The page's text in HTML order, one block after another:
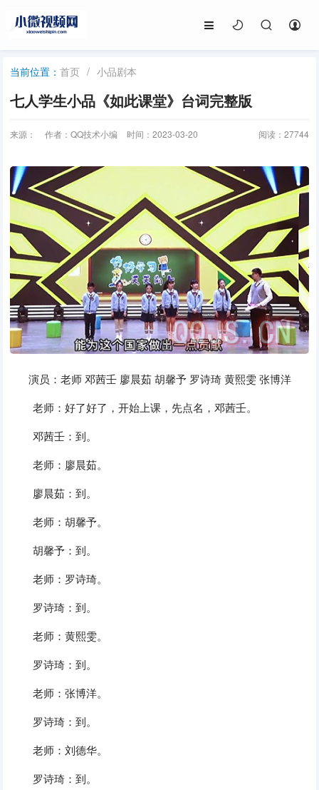
当前位置：首页 / 小品剧本
七人学生小品《如此课堂》台词完整版
来源： 作者：QQ技术小编 时间：2023-03-20 阅读： 27744
演员：老师 邓茜壬 廖晨茹 胡馨予 罗诗琦 黄熙雯 张博洋
老师：好了好了，开始上课，先点名，邓茜壬。
邓茜壬：到。
老师：廖晨茹。
廖晨茹：到。
老师：胡馨予。
胡馨予：到。
老师：罗诗琦。
罗诗琦：到。
老师：黄熙雯。
罗诗琦：到。
老师：张博洋。
罗诗琦：到。
老师：刘德华。
罗诗琦：到。